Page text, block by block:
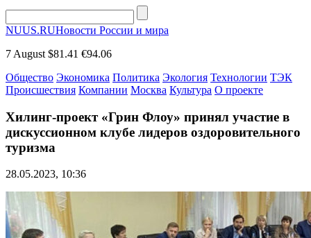
NUUS.RUНовости России и мира
7 August $81.41 €94.06
Общество Экономика Политика Экология Технологии ТЭК
Происшествия Компании Москва Культура О проекте
Хилинг-проект «Грин Флоу» принял участие в
дискуссионном клубе лидеров оздоровительного
туризма
28.05.2023, 10:36